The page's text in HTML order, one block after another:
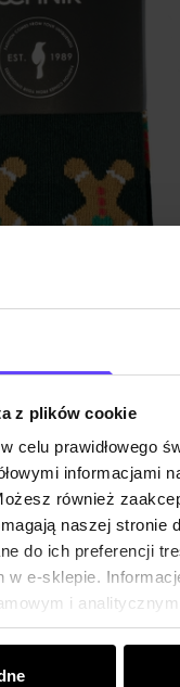
z plików cookie
celu prawidłowego
informacjami
również
naszej stronie
do ich preferencji
w e-sklepie.
i
podczas korzystania